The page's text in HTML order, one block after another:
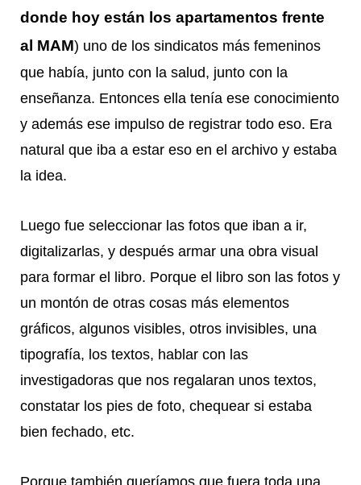
donde hoy están los apartamentos frente
al MAM) uno de los sindicatos más femeninos
que había, junto con la salud, junto con la
enseñanza. Entonces ella tenía ese conocimiento
y además ese impulso de registrar todo eso. Era
natural que iba a estar eso en el archivo y estaba
la idea.
Luego fue seleccionar las fotos que iban a ir,
digitalizarlas, y después armar una obra visual
para formar el libro. Porque el libro son las fotos y
un montón de otras cosas más elementos
gráficos, algunos visibles, otros invisibles, una
tipografía, los textos, hablar con las
investigadoras que nos regalaran unos textos,
constatar los pies de foto, chequear si estaba
bien fechado, etc.
Porque también queríamos que fuera toda una